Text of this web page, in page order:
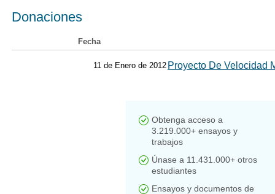
Donaciones
Fecha
11 de Enero de 2012 Proyecto De Velocidad
Obtenga acceso a
3.219.000+ ensayos y
trabajos
Únase a 11.431.000+ otros
estudiantes
Ensayos y documentos de